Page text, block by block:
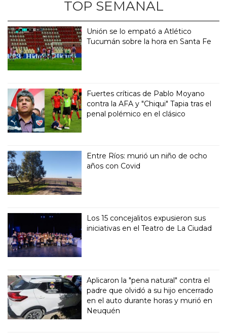
TOP SEMANAL
Unión se lo empató a Atlético
Tucumán sobre la hora en Santa Fe
Fuertes críticas de Pablo Moyano
contra la AFA y "Chiqui" Tapia tras el
penal polémico en el clásico
Entre Ríos: murió un niño de ocho
años con Covid
Los 15 concejalitos expusieron sus
iniciativas en el Teatro de La Ciudad
Aplicaron la "pena natural" contra el
padre que olvidó a su hijo encerrado
en el auto durante horas y murió en
Neuquén